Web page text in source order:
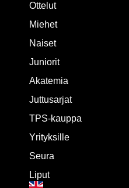
Ottelut
Miehet
Naiset
Juniorit
Akatemia
Juttusarjat
TPS-kauppa
Yrityksille
Seura
Liput